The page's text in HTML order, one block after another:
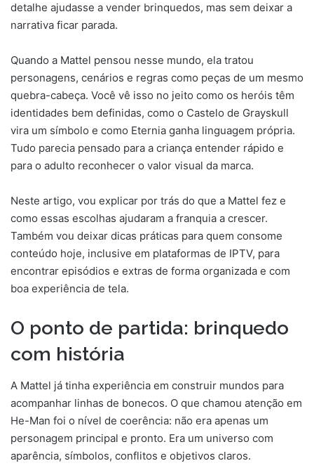
detalhe ajudasse a vender brinquedos, mas sem deixar a
narrativa ficar parada.
Quando a Mattel pensou nesse mundo, ela tratou
personagens, cenários e regras como peças de um mesmo
quebra-cabeça. Você vê isso no jeito como os heróis têm
identidades bem definidas, como o Castelo de Grayskull
vira um símbolo e como Eternia ganha linguagem própria.
Tudo parecia pensado para a criança entender rápido e
para o adulto reconhecer o valor visual da marca.
Neste artigo, vou explicar por trás do que a Mattel fez e
como essas escolhas ajudaram a franquia a crescer.
Também vou deixar dicas práticas para quem consome
conteúdo hoje, inclusive em plataformas de IPTV, para
encontrar episódios e extras de forma organizada e com
boa experiência de tela.
O ponto de partida: brinquedo
com história
A Mattel já tinha experiência em construir mundos para
acompanhar linhas de bonecos. O que chamou atenção em
He-Man foi o nível de coerência: não era apenas um
personagem principal e pronto. Era um universo com
aparência, símbolos, conflitos e objetivos claros.